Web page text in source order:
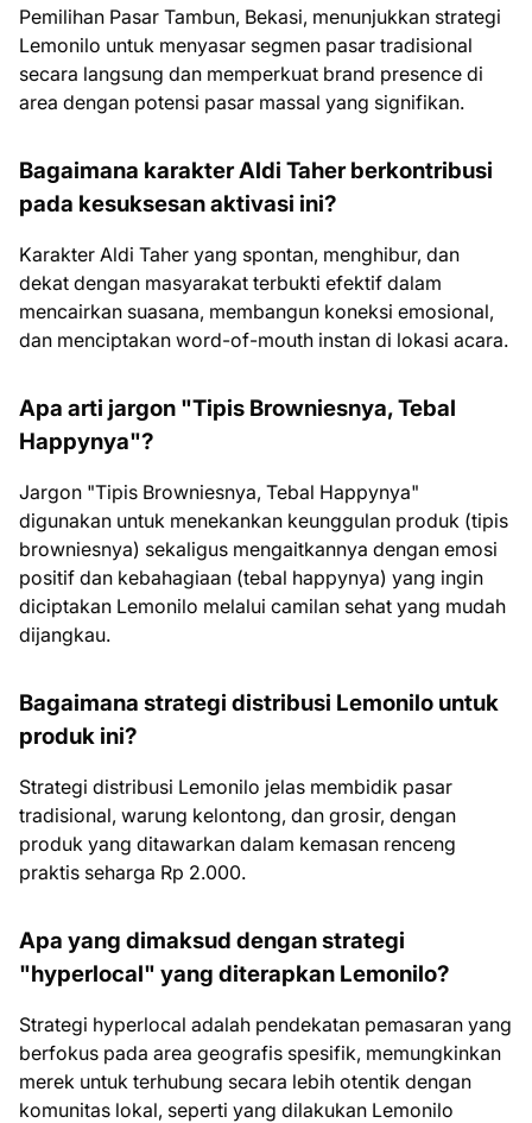
Pemilihan Pasar Tambun, Bekasi, menunjukkan strategi
Lemonilo untuk menyasar segmen pasar tradisional
secara langsung dan memperkuat brand presence di
area dengan potensi pasar massal yang signifikan.
Bagaimana karakter Aldi Taher berkontribusi
pada kesuksesan aktivasi ini?
Karakter Aldi Taher yang spontan, menghibur, dan
dekat dengan masyarakat terbukti efektif dalam
mencairkan suasana, membangun koneksi emosional,
dan menciptakan word-of-mouth instan di lokasi acara.
Apa arti jargon "Tipis Browniesnya, Tebal
Happynya"?
Jargon "Tipis Browniesnya, Tebal Happynya"
digunakan untuk menekankan keunggulan produk (tipis
browniesnya) sekaligus mengaitkannya dengan emosi
positif dan kebahagiaan (tebal happynya) yang ingin
diciptakan Lemonilo melalui camilan sehat yang mudah
dijangkau.
Bagaimana strategi distribusi Lemonilo untuk
produk ini?
Strategi distribusi Lemonilo jelas membidik pasar
tradisional, warung kelontong, dan grosir, dengan
produk yang ditawarkan dalam kemasan renceng
praktis seharga Rp 2.000.
Apa yang dimaksud dengan strategi
"hyperlocal" yang diterapkan Lemonilo?
Strategi hyperlocal adalah pendekatan pemasaran yang
berfokus pada area geografis spesifik, memungkinkan
merek untuk terhubung secara lebih otentik dengan
komunitas lokal, seperti yang dilakukan Lemonilo